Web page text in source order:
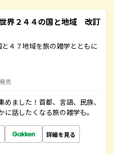
界２４４の国と地域 改訂
と４７地域を旅の雑学とともに
売
ました！首都、言語、民族、
話したくなる旅の雑学も。
詳細を見る